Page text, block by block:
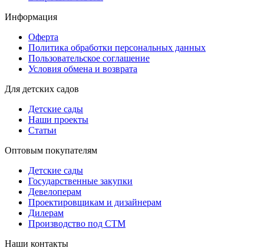
Информация
Оферта
Политика обработки персональных данных
Пользовательское соглашение
Условия обмена и возврата
Для детских садов
Детские сады
Наши проекты
Статьи
Оптовым покупателям
Детские сады
Государственные закупки
Девелоперам
Проектировщикам и дизайнерам
Дилерам
Производство под СТМ
Наши контакты